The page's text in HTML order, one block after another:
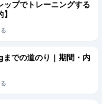
ップでトレーニングする
での道のり | 期間・内